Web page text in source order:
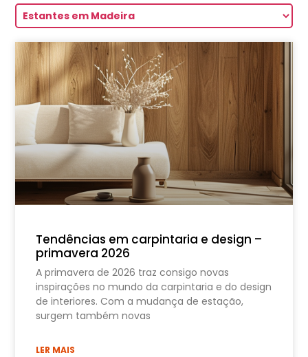
Tendências em carpintaria e design –
primavera 2026
A primavera de 2026 traz consigo novas
inspirações no mundo da carpintaria e do design
de interiores. Com a mudança de estação,
surgem também novas
LER MAIS